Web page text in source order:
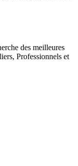
des meilleures
Professionnels et